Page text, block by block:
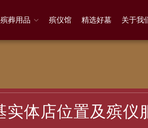
殡葬用品 殡仪馆 精选好墓 关于我
实体店位置及殡仪